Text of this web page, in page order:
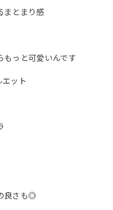
まとまり感
もっと可愛いんです
ット
良さも◎